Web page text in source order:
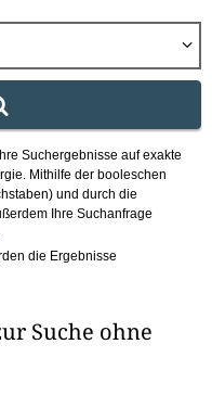
Suchergebnisse auf exakte
Mithilfe der booleschen
und durch die
Ihre Suchanfrage
die Ergebnisse
Suche ohne